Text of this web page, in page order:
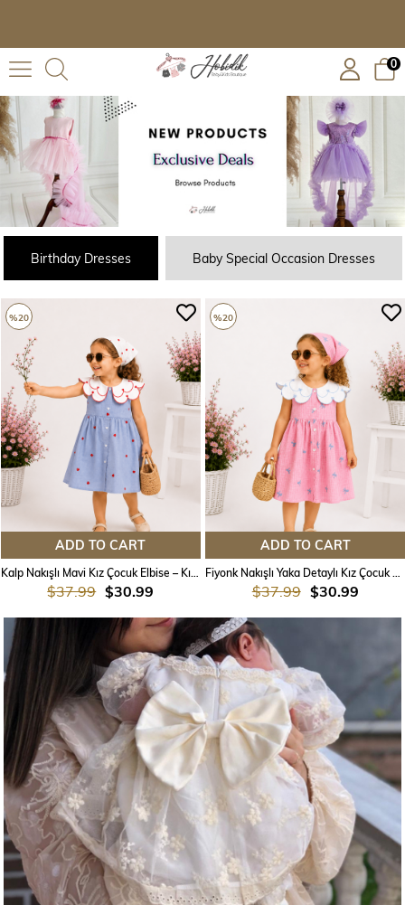
0
Birthday Dresses Baby Special Occasion Dresses
Kalp Nakışlı Mavi Kız Çocuk Elbise – Kırmızı Yaka Detaylı, Bandanalı | 2-7 Yaş
ADD TO CART
Fiyonk Nakışlı Yaka Detaylı Kız Çocuk Elbise – Bandanalı | 2-7 Yaş
$30.99
$37.99
%20
ADD TO CART
$30.99
$37.99
%20
%20
ADD TO
CART
Bere Şapka
$4.99